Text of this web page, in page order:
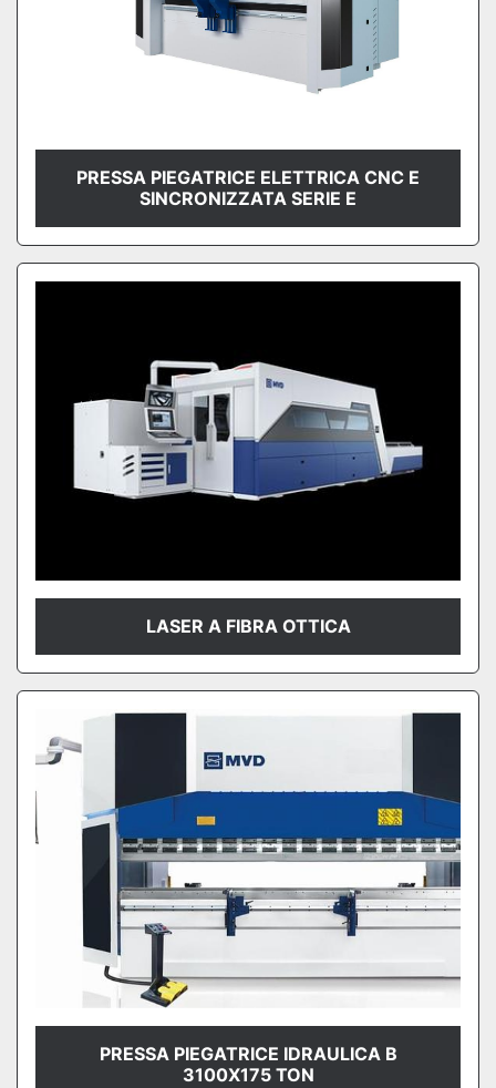
PRESSA PIEGATRICE ELETTRICA CNC E
SINCRONIZZATA SERIE E
LASER A FIBRA OTTICA
PRESSA PIEGATRICE IDRAULICA B
3100X175 TON